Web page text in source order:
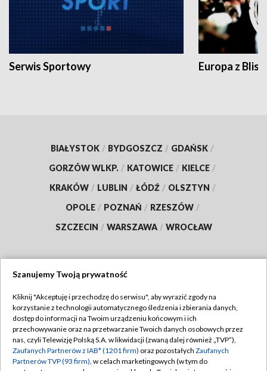
Serwis Sportowy Europa z
BIAŁYSTOK / BYDGOSZCZ / GDAŃSK /
GORZÓW WLKP. / KATOWICE / KIELCE /
KRAKÓW / LUBLIN / ŁÓDŹ / OLSZTYN /
OPOLE / POZNAŃ / RZESZÓW /
SZCZECIN / WARSZAWA / WROCŁAW
TVP
Abonament TVP
Emisja w TVP
Centrum informacji TVP
Regulamin TVP
Polityka prywatności
Szanujemy Twoją prywatność
Kliknij "Akceptuję i przechodzę do serwisu", aby wyrazić zgody na
korzystanie z technologii automatycznego śledzenia i zbierania danych,
dostęp do informacji na Twoim urządzeniu końcowym i ich
przechowywanie oraz na przetwarzanie Twoich danych osobowych przez
nas, czyli Telewizję Polską S.A. w likwidacji (zwaną dalej również „TVP”),
Zaufanych Partnerów z IAB* (1201 firm) oraz pozostałych Zaufanych
Partnerów TVP (93 firm), w celach marketingowych (w tym do